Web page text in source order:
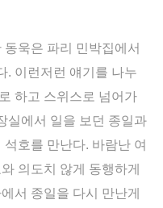
욱은 파리 민박집에서
. 이런저런 얘기를 나누
하고 스위스로 넘어가
실에서 일을 보던 종일과
호를 만난다. 바람난 여
의도치 않게 동행하게
서 종일을 다시 만난게